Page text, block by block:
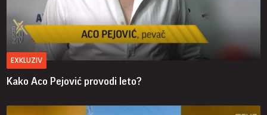
EXKLUZIV
Kako Aco Pejović provodi leto?